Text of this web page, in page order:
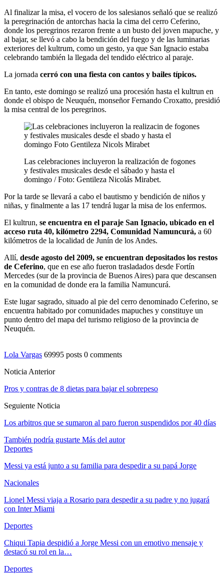
Al finalizar la misa, el vocero de los salesianos señaló que se realizó
la peregrinación de antorchas hacia la cima del cerro Ceferino,
donde los peregrinos rezaron frente a un busto del joven mapuche, y
al bajar, se llevó a cabo la bendición del fuego y de las luminarias
exteriores del kultrum, como un gesto, ya que San Ignacio estaba
celebrando también la llegada del tendido eléctrico al paraje.
La jornada cerró con una fiesta con cantos y bailes típicos.
En tanto, este domingo se realizó una procesión hasta el kultrun en
donde el obispo de Neuquén, monseñor Fernando Croxatto, presidió
la misa central de los peregrinos.
Las celebraciones incluyeron la realización de fogones
y festivales musicales desde el sábado y hasta el
domingo / Foto: Gentileza Nicolás Mirabet.
Por la tarde se llevará a cabo el bautismo y bendición de niños y
niñas, y finalmente a las 17 tendrá lugar la misa de los enfermos.
El kultrun, se encuentra en el paraje San Ignacio, ubicado en el
acceso ruta 40, kilómetro 2294, Comunidad Namuncurá, a 60
kilómetros de la localidad de Junín de los Andes.
Allí, desde agosto del 2009, se encuentran depositados los restos
de Ceferino, que en ese año fueron trasladados desde Fortín
Mercedes (sur de la provincia de Buenos Aires) para que descansen
en la comunidad de donde era la familia Namuncurá.
Este lugar sagrado, situado al pie del cerro denominado Ceferino, se
encuentra habitado por comunidades mapuches y constituye un
punto dentro del mapa del turismo religioso de la provincia de
Neuquén.
Lola Vargas 69995 posts 0 comments
Noticia Anterior
Pros y contras de 8 dietas para bajar el sobrepeso
Seguiente Noticia
Los arbitros que se sumaron al paro fueron suspendidos por 40 días
También podría gustarte Más del autor
Deportes
Messi ya está junto a su familia para despedir a su papá Jorge
Nacionales
Lionel Messi viaja a Rosario para despedir a su padre y no jugará
con Inter Miami
Deportes
Chiqui Tapia despidió a Jorge Messi con un emotivo mensaje y
destacó su rol en la…
Deportes